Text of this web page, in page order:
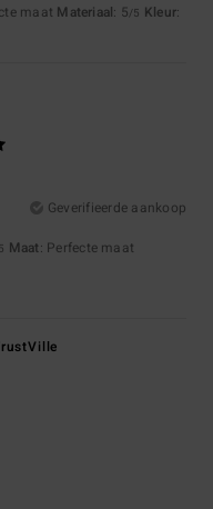
maat Materiaal: 5/5 Kleur:
Geverifieerde aankoop
Maat: Perfecte maat